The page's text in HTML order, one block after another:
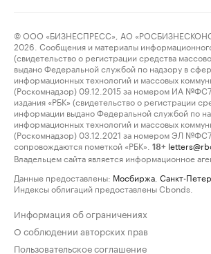
© ООО «БИЗНЕСПРЕСС», АО
2026. Сообщения и материалы информационного
(свидетельство о регистрации средства
выдано Федеральной службой по надзору в
информационных технологий и массовых
(Роскомнадзор) 09.12.2015 за номером ИА
издания «РБК» (свидетельство о регистрации
информации выдано Федеральной службой по
информационных технологий и массовых
(Роскомнадзор) 03.12.2021 за номером ЭЛ
сопровождаются пометкой «РБК».
18+
Владельцем сайта является информационное
Данные предоставлены: Мосбиржа Санкт-
Индексы облигаций предоставлены Cbonds.
Информация об ограничениях
О соблюдении авторских прав
Пользовательское соглашение